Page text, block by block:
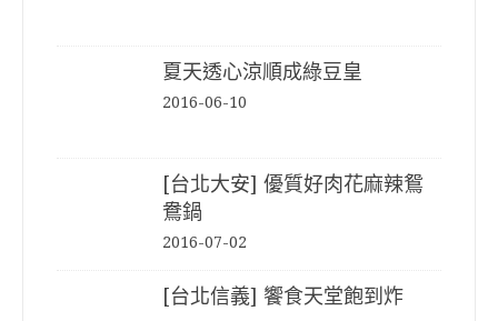
夏天透心涼順成綠豆皇
2016-06-10
[台北大安] 優質好肉花麻辣鴛
鴦鍋
2016-07-02
[台北信義] 饗食天堂飽到炸